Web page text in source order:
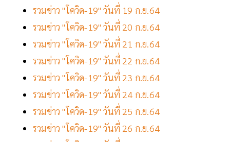
รวมข่าว "โควิด-19" วันที่ 19 ก.ย.64
รวมข่าว "โควิด-19" วันที่ 20 ก.ย.64
รวมข่าว "โควิด-19" วันที่ 21 ก.ย.64
รวมข่าว "โควิด-19" วันที่ 22 ก.ย.64
รวมข่าว "โควิด-19" วันที่ 23 ก.ย.64
รวมข่าว "โควิด-19" วันที่ 24 ก.ย.64
รวมข่าว "โควิด-19" วันที่ 25 ก.ย.64
รวมข่าว "โควิด-19" วันที่ 26 ก.ย.64